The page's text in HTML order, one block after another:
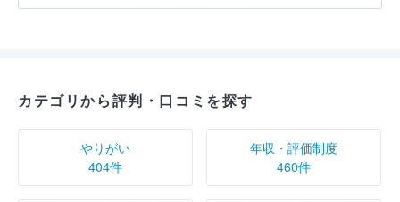
カテゴリから評判・口コミを探す
やりがい
404件
年収・評価制度
460件